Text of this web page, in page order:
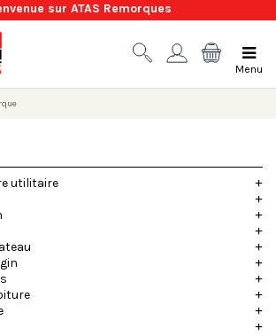
sur ATAS Remorques
Menu
utilitaire